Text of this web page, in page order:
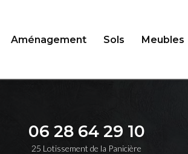
Aménagement Sols Meubles
06 28 64 29 10
25 Lotissement de la Panicière